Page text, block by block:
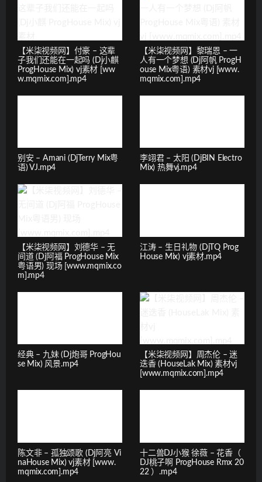
【米柒视频网】付豪 – 这辈
子我们还能在一起吗 (Dj小麒
ProgHouse Mix) vj素材 [ww
w.mqmix.com].mp4
【米柒视频网】黎瑞恩 – 一
人有一个梦想 (Dj阿帆 ProgH
ouse Mix粤语) 素材vj [www.
mqmix.com].mp4
别安 – Amani (DjTerry Mix粤
语) VJ.mp4
李翊君 – 太阳 (DjBIN Electro
Mix) 热舞vj.mp4
【米柒视频网】刘德华 – 无
间道 (Dj阿福 ProgHouse Mix
粤语男) 现场 [www.mqmix.co
m].mp4
江涛 – 生日礼物 (DjTQ Prog
House Mix) vj素材.mp4
经典 – 九妹 (Dj炮哥 ProgHou
se Mix) 风景.mp4
【米柒视频网】周杰伦 – 迷
迭香 (HouseLak Mix) 素材vj
[www.mqmix.com].mp4
陈文非 – 孤独颂歌 (Dj阿亮 Vi
naHouse Mix) vj素材 [www.
mqmix.com].mp4
十二兽DJ小猴 徐薇 – 花香（
DJ桃子啊 ProgHouse Rmx 20
22 ）.mp4